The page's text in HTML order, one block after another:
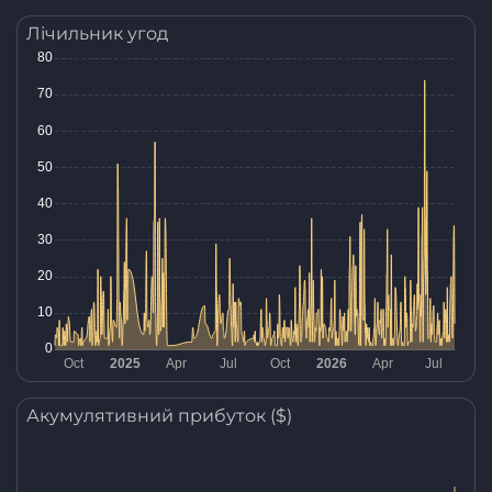
Лічильник угод
Акумулятивний прибуток ($)